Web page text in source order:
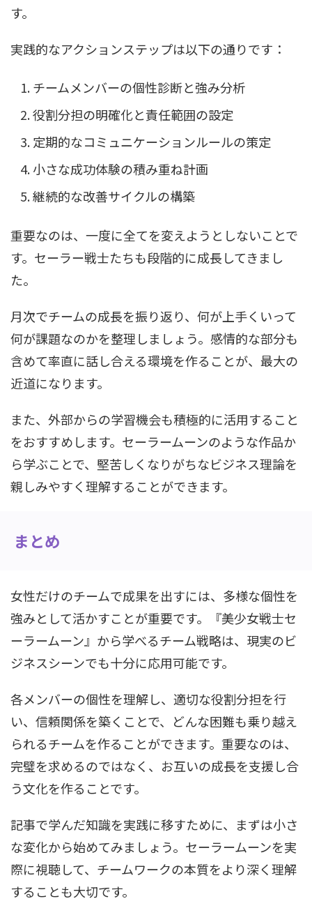
す。
実践的なアクションステップは以下の通りです：
チームメンバーの個性診断と強み分析
役割分担の明確化と責任範囲の設定
定期的なコミュニケーションルールの策定
小さな成功体験の積み重ね計画
継続的な改善サイクルの構築
重要なのは、一度に全てを変えようとしないことで
す。セーラー戦士たちも段階的に成長してきまし
た。
月次でチームの成長を振り返り、何が上手くいって
何が課題なのかを整理しましょう。感情的な部分も
含めて率直に話し合える環境を作ることが、最大の
近道になります。
また、外部からの学習機会も積極的に活用すること
をおすすめします。セーラームーンのような作品か
ら学ぶことで、堅苦しくなりがちなビジネス理論を
親しみやすく理解することができます。
まとめ
女性だけのチームで成果を出すには、多様な個性を
強みとして活かすことが重要です。『美少女戦士セ
ーラームーン』から学べるチーム戦略は、現実のビ
ジネスシーンでも十分に応用可能です。
各メンバーの個性を理解し、適切な役割分担を行
い、信頼関係を築くことで、どんな困難も乗り越え
られるチームを作ることができます。重要なのは、
完璧を求めるのではなく、お互いの成長を支援し合
う文化を作ることです。
記事で学んだ知識を実践に移すために、まずは小さ
な変化から始めてみましょう。セーラームーンを実
際に視聴して、チームワークの本質をより深く理解
することも大切です。